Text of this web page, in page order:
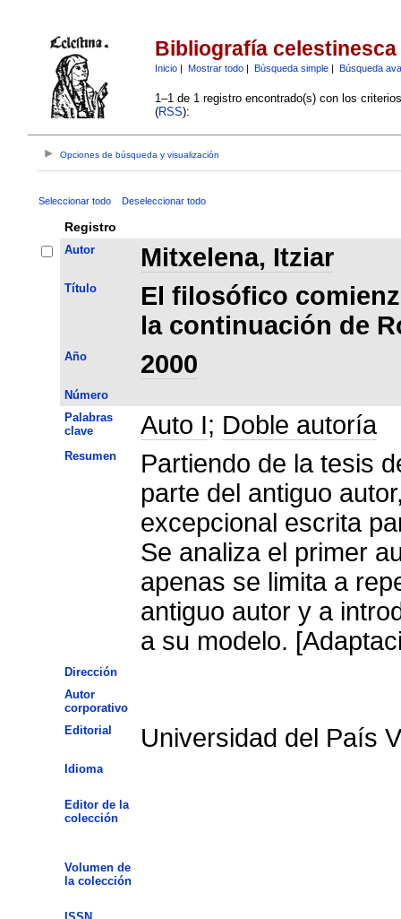
Bibliografía celestinesca
Inicio| Mostrar todo| Búsqueda simple| Búsqueda
1–1 de 1 registro encontrado(s) con los
(RSS):
Opciones de búsqueda y visualización
Seleccionar todo Deseleccionar todo
Registro
Autor Mitxelena, Itziar
Título
El filosófico
la continuación de
Año 2000
Número
Palabras
clave
Auto I; Doble autoría
Resumen
Partiendo de la tesis
parte del antiguo
excepcional escrita
Se analiza el primer
apenas se limita a
antiguo autor y a
a su modelo.
Dirección
Autor
corporativo
Editorial
Universidad del País
Idioma
Editor de la
colección
Volumen de
la colección